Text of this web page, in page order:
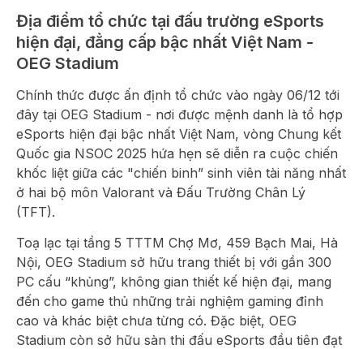
Địa điểm tổ chức tại đấu trường eSports
hiện đại, đẳng cấp bậc nhất Việt Nam -
OEG Stadium
Chính thức được ấn định tổ chức vào ngày 06/12 tới
đây tại OEG Stadium - nơi được mệnh danh là tổ hợp
eSports hiện đại bậc nhất Việt Nam, vòng Chung kết
Quốc gia NSOC 2025 hứa hẹn sẽ diễn ra cuộc chiến
khốc liệt giữa các "chiến binh” sinh viên tài năng nhất
ở hai bộ môn Valorant và Đấu Trường Chân Lý
(TFT).
Toạ lạc tại tầng 5 TTTM Chợ Mơ, 459 Bạch Mai, Hà
Nội, OEG Stadium sở hữu trang thiết bị với gần 300
PC cấu “khủng”, không gian thiết kế hiện đại, mang
đến cho game thủ những trải nghiệm gaming đỉnh
cao và khác biệt chưa từng có. Đặc biệt, OEG
Stadium còn sở hữu sàn thi đấu eSports đầu tiên đạt